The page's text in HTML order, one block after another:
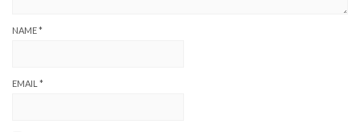
NAME*
EMAIL *